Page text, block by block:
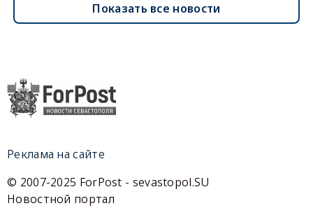
Показать все новости
Реклама на сайте
© 2007-2025 ForPost - sevastopol.SU
Новостной портал